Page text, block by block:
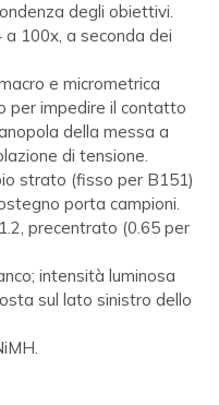
degli obiettivi.
100x, a seconda dei
e micrometrica
per impedire il contatto
della messa a
di tensione.
strato (fisso per B151)
porta campioni.
precentrato (0.65 per
intensità luminosa
sul lato sinistro dello